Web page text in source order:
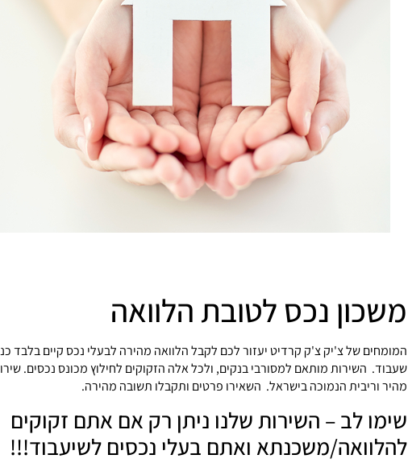
משכון נכס לטובת הלוואה
המומחים של צ'יק צ'ק קרדיט יעזור לכם לקבל הלוואה מהירה לבעלי נכס קיים בלבד
שעבוד. השירות מותאם למסורבי בנקים, ולכל אלה הזקוקים לחילוץ מכונס נכסים.
מהיר וריבית הנמוכה בישראל. השאירו פרטים ותקבלו תשובה מהירה.
שימו לב – השירות שלנו ניתן רק אם אתם זקוקים
להלוואה/משכנתא ואתם בעלי נכסים לשיעבוד!!!